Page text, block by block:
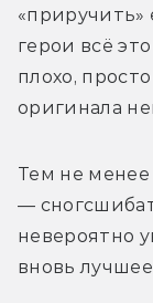
«приручить»
герои всё
плохо,
оригинала
Тем не менее
—
невероятно
вновь